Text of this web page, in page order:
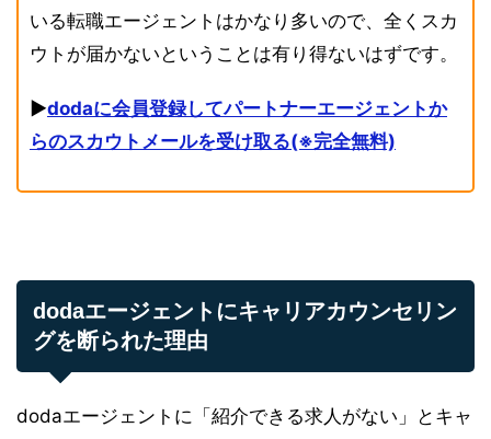
いる転職エージェントはかなり多いので、全くスカ
ウトが届かないということは有り得ないはずです。
▶︎dodaに会員登録してパートナーエージェントか
らのスカウトメールを受け取る(※完全無料)
dodaエージェントにキャリアカウンセリン
グを断られた理由
dodaエージェントに「紹介できる求人がない」とキャ